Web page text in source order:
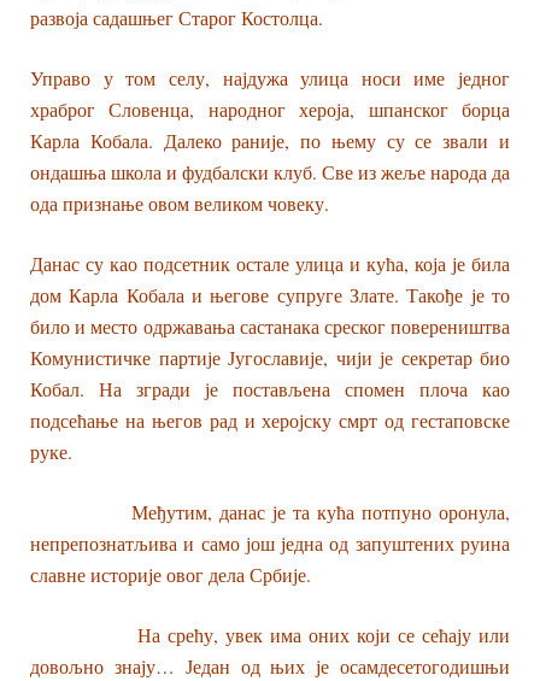
развоја садашњег Старог Костолца.
Управо у том селу, најдужа улица носи име једног
храброг Словенца, народног хероја, шпанског борца
Карла Кобала. Далеко раније, по њему су се звали и
ондашња школа и фудбалски клуб. Све из жеље народа да
ода признање овом великом човеку.
Данас су као подсетник остале улица и кућа, која је била
дом Карла Кобала и његове супруге Злате. Такође је то
било и место одржавања састанака среског повереништва
Комунистичке партије Југославије, чији је секретар био
Кобал. На згради је постављена спомен плоча као
подсећање на његов рад и херојску смрт од гестаповске
руке.
Међутим, данас је та кућа потпуно оронула,
непрепознатљива и само још једна од запуштених руина
славне историје овог дела Србије.
На срећу, увек има оних који се сећају или
довољно знају… Један од њих је осамдесетогодишњи